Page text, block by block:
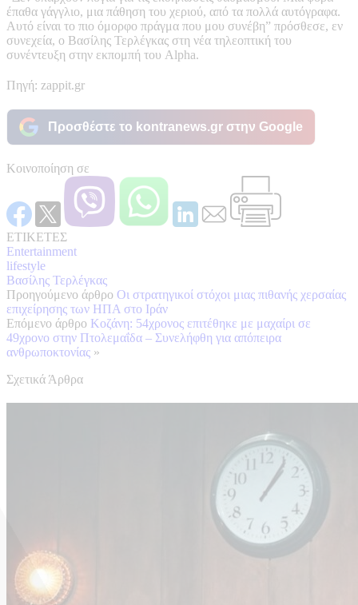
έπαθα γάγγλιο, μια πάθηση του χεριού, από τα πολλά αυτόγραφα.
Αυτό είναι το πιο όμορφο πράγμα που μου συνέβη” πρόσθεσε, εν
συνεχεία, ο Βασίλης Τερλέγκας στη νέα τηλεοπτική του
συνέντευξη στην εκπομπή του Alpha.
Πηγή: zappit.gr
Προσθέστε το kontranews.gr στην Google
Κοινοποίηση σε
ΕΤΙΚΕΤΕΣ
Entertainment
lifestyle
Βασίλης Τερλέγκας
Προηγούμενο άρθρο Οι στρατηγικοί στόχοι μιας πιθανής χερσαίας
επιχείρησης των ΗΠΑ στο Ιράν
Επόμενο άρθρο Κοζάνη: 54χρονος επιτέθηκε με μαχαίρι σε
49χρονο στην Πτολεμαΐδα – Συνελήφθη για απόπειρα
ανθρωποκτονίας »
Σχετικά Άρθρα